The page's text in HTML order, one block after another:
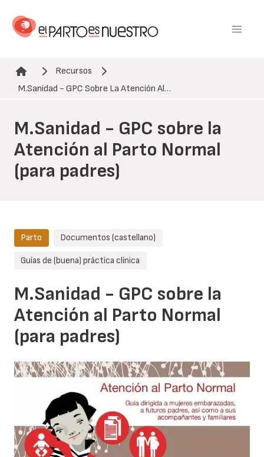
contenido
Ruta de navegación
Recursos
M.Sanidad - GPC Sobre La Atención Al…
M.Sanidad - GPC sobre la
Atención al Parto Normal
(para padres)
Parto Documentos (castellano)
Guías de (buena) práctica clínica
M.Sanidad - GPC sobre la
Atención al Parto Normal
(para padres)